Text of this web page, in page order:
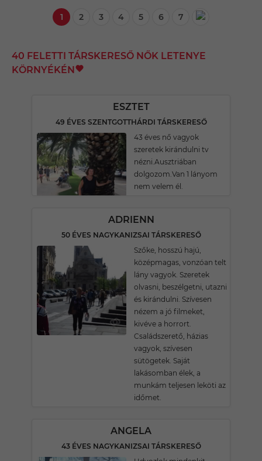
1 2 3 4 5 6 7
40 FELETTI TÁRSKERESŐ NŐK LETENYE
KÖRNYÉKÉN
ESZTET
49 ÉVES SZENTGOTTHÁRDI TÁRSKERESŐ
43 éves nő vagyok
szeretek kirándulni tv
nézni.Ausztriában
dolgozom.Van 1 lányom
nem velem él.
ADRIENN
50 ÉVES NAGYKANIZSAI TÁRSKERESŐ
Szőke, hosszú hajú,
középmagas, vonzóan telt
lány vagyok. Szeretek
olvasni, beszélgetni, utazni
és kirándulni. Szívesen
nézem a jó filmeket,
kivéve a horrort.
Családszerető, házias
vagyok, szívesen
sütögetek. Saját
lakásomban élek, a
munkám teljesen leköti az
időmet.
ANGELA
43 ÉVES NAGYKANIZSAI TÁRSKERESŐ